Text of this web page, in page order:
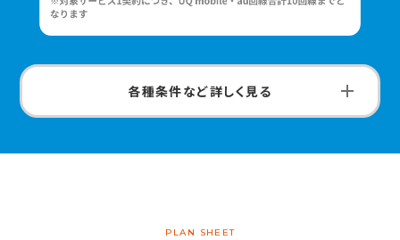
各種条件など詳しく見る
PLAN SHEET